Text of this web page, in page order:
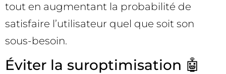
tout en augmentant la probabilité de
satisfaire l’utilisateur quel que soit son
sous-besoin.
Éviter la suroptimisation 🤖